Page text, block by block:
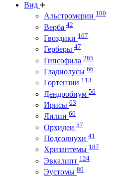
Вид
Альстромерии 100
Верба 42
Гвоздики 107
Герберы 47
Гипсофила 285
Гладиолусы 66
Гортензии 113
Дендробиум 56
Ирисы 63
Лилии 66
Орхидеи 57
Подсолнухи 41
Хризантемы 187
Эвкалипт 124
Эустомы 80